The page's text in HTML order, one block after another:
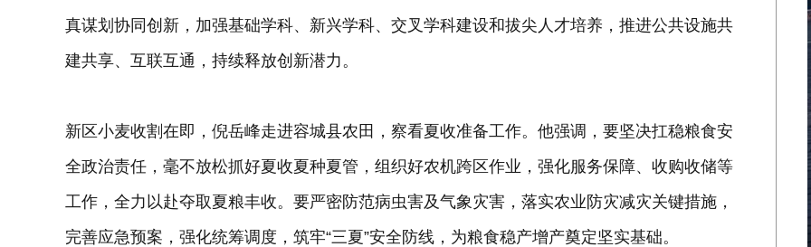
真谋划协同创新，加强基础学科、新兴学科、交叉学科建设和拔尖人才培养，推进公共设施共
建共享、互联互通，持续释放创新潜力。
新区小麦收割在即，倪岳峰走进容城县农田，察看夏收准备工作。他强调，要坚决扛稳粮食安
全政治责任，毫不放松抓好夏收夏种夏管，组织好农机跨区作业，强化服务保障、收购收储等
工作，全力以赴夺取夏粮丰收。要严密防范病虫害及气象灾害，落实农业防灾减灾关键措施，
完善应急预案，强化统筹调度，筑牢“三夏”安全防线，为粮食稳产增产奠定坚实基础。